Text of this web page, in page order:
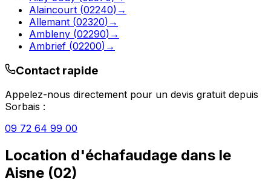
Alaincourt (02240) →
Allemant (02320) →
Ambleny (02290) →
Ambrief (02200) →
Contact rapide
Appelez-nous directement pour un devis gratuit depuis
Sorbais :
09 72 64 99 00
Location d'échafaudage dans le
Aisne (02)